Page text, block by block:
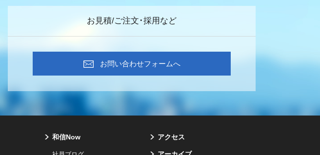
お見積/ご注文･採用など
お問い合わせフォームへ
和信Now アクセス